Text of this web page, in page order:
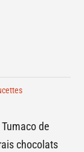
de
chocolats